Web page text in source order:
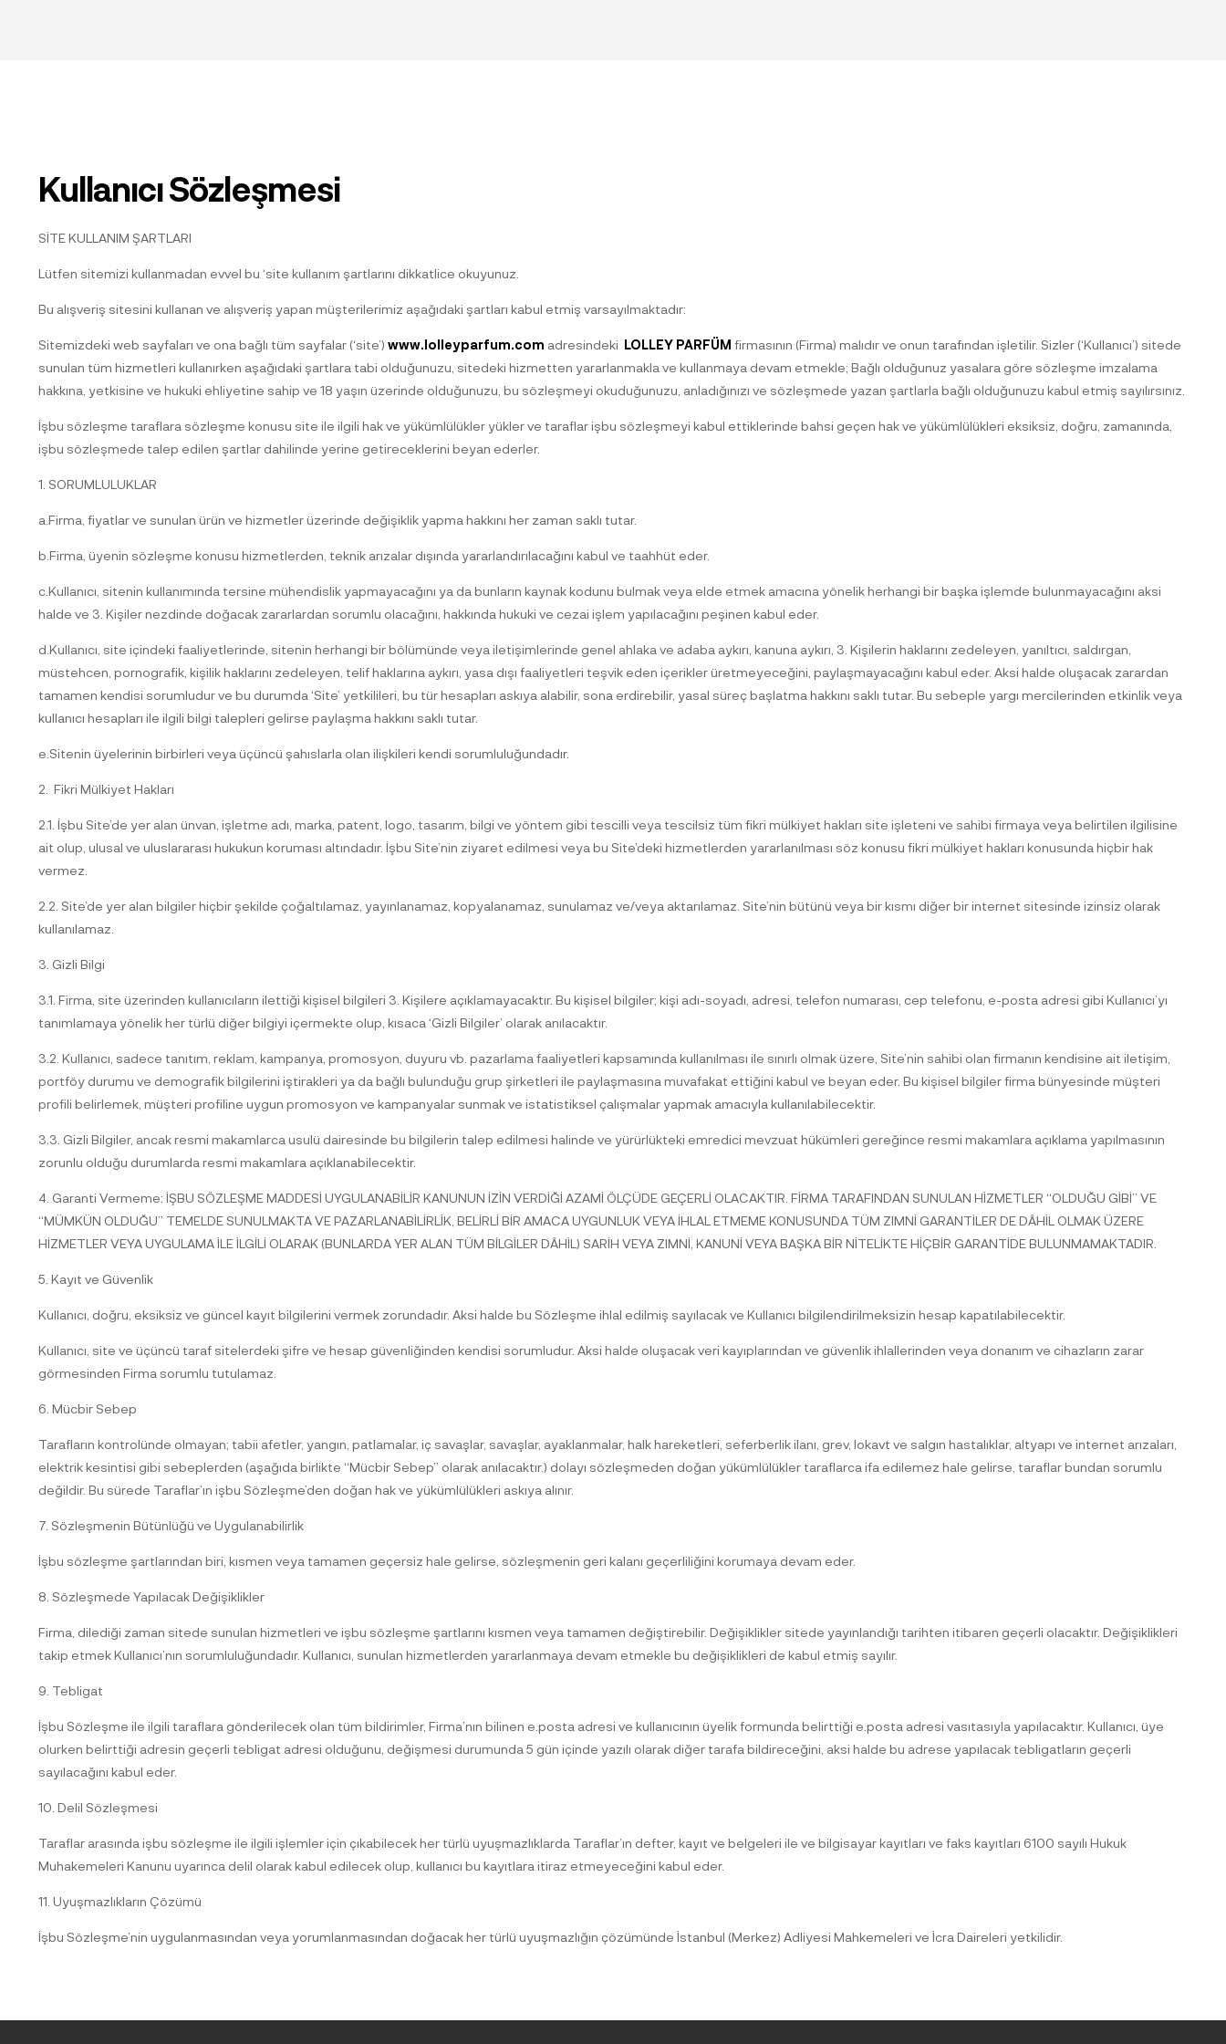
Kullanıcı Sözleşmesi
SİTE KULLANIM ŞARTLARI
Lütfen sitemizi kullanmadan evvel bu ‘site kullanım şartlarını dikkatlice okuyunuz.
Bu alışveriş sitesini kullanan ve alışveriş yapan müşterilerimiz aşağıdaki şartları kabul etmiş varsayılmaktadır:
Sitemizdeki web sayfaları ve ona bağlı tüm sayfalar (‘site’) www.lolleyparfum.com adresindeki LOLLEY PARFÜM firmasının (Firma) malıdır ve onun tarafından işletilir. Sizler (‘Kullanıcı’) sitede
sunulan tüm hizmetleri kullanırken aşağıdaki şartlara tabi olduğunuzu, sitedeki hizmetten yararlanmakla ve kullanmaya devam etmekle; Bağlı olduğunuz yasalara göre sözleşme imzalama
hakkına, yetkisine ve hukuki ehliyetine sahip ve 18 yaşın üzerinde olduğunuzu, bu sözleşmeyi okuduğunuzu, anladığınızı ve sözleşmede yazan şartlarla bağlı olduğunuzu kabul etmiş sayılırsınız.
İşbu sözleşme taraflara sözleşme konusu site ile ilgili hak ve yükümlülükler yükler ve taraflar işbu sözleşmeyi kabul ettiklerinde bahsi geçen hak ve yükümlülükleri eksiksiz, doğru, zamanında,
işbu sözleşmede talep edilen şartlar dahilinde yerine getireceklerini beyan ederler.
1. SORUMLULUKLAR
a.Firma, fiyatlar ve sunulan ürün ve hizmetler üzerinde değişiklik yapma hakkını her zaman saklı tutar.
b.Firma, üyenin sözleşme konusu hizmetlerden, teknik arızalar dışında yararlandırılacağını kabul ve taahhüt eder.
c.Kullanıcı, sitenin kullanımında tersine mühendislik yapmayacağını ya da bunların kaynak kodunu bulmak veya elde etmek amacına yönelik herhangi bir başka işlemde bulunmayacağını aksi
halde ve 3. Kişiler nezdinde doğacak zararlardan sorumlu olacağını, hakkında hukuki ve cezai işlem yapılacağını peşinen kabul eder.
d.Kullanıcı, site içindeki faaliyetlerinde, sitenin herhangi bir bölümünde veya iletişimlerinde genel ahlaka ve adaba aykırı, kanuna aykırı, 3. Kişilerin haklarını zedeleyen, yanıltıcı, saldırgan,
müstehcen, pornografik, kişilik haklarını zedeleyen, telif haklarına aykırı, yasa dışı faaliyetleri teşvik eden içerikler üretmeyeceğini, paylaşmayacağını kabul eder. Aksi halde oluşacak zarardan
tamamen kendisi sorumludur ve bu durumda ‘Site’ yetkilileri, bu tür hesapları askıya alabilir, sona erdirebilir, yasal süreç başlatma hakkını saklı tutar. Bu sebeple yargı mercilerinden etkinlik veya
kullanıcı hesapları ile ilgili bilgi talepleri gelirse paylaşma hakkını saklı tutar.
e.Sitenin üyelerinin birbirleri veya üçüncü şahıslarla olan ilişkileri kendi sorumluluğundadır.
2. Fikri Mülkiyet Hakları
2.1. İşbu Site’de yer alan ünvan, işletme adı, marka, patent, logo, tasarım, bilgi ve yöntem gibi tescilli veya tescilsiz tüm fikri mülkiyet hakları site işleteni ve sahibi firmaya veya belirtilen ilgilisine
ait olup, ulusal ve uluslararası hukukun koruması altındadır. İşbu Site’nin ziyaret edilmesi veya bu Site’deki hizmetlerden yararlanılması söz konusu fikri mülkiyet hakları konusunda hiçbir hak
vermez.
2.2. Site’de yer alan bilgiler hiçbir şekilde çoğaltılamaz, yayınlanamaz, kopyalanamaz, sunulamaz ve/veya aktarılamaz. Site’nin bütünü veya bir kısmı diğer bir internet sitesinde izinsiz olarak
kullanılamaz.
3. Gizli Bilgi
3.1. Firma, site üzerinden kullanıcıların ilettiği kişisel bilgileri 3. Kişilere açıklamayacaktır. Bu kişisel bilgiler; kişi adı-soyadı, adresi, telefon numarası, cep telefonu, e-posta adresi gibi Kullanıcı’yı
tanımlamaya yönelik her türlü diğer bilgiyi içermekte olup, kısaca ‘Gizli Bilgiler’ olarak anılacaktır.
3.2. Kullanıcı, sadece tanıtım, reklam, kampanya, promosyon, duyuru vb. pazarlama faaliyetleri kapsamında kullanılması ile sınırlı olmak üzere, Site’nin sahibi olan firmanın kendisine ait iletişim,
portföy durumu ve demografik bilgilerini iştirakleri ya da bağlı bulunduğu grup şirketleri ile paylaşmasına muvafakat ettiğini kabul ve beyan eder. Bu kişisel bilgiler firma bünyesinde müşteri
profili belirlemek, müşteri profiline uygun promosyon ve kampanyalar sunmak ve istatistiksel çalışmalar yapmak amacıyla kullanılabilecektir.
3.3. Gizli Bilgiler, ancak resmi makamlarca usulü dairesinde bu bilgilerin talep edilmesi halinde ve yürürlükteki emredici mevzuat hükümleri gereğince resmi makamlara açıklama yapılmasının
zorunlu olduğu durumlarda resmi makamlara açıklanabilecektir.
4. Garanti Vermeme: İŞBU SÖZLEŞME MADDESİ UYGULANABİLİR KANUNUN İZİN VERDİĞİ AZAMİ ÖLÇÜDE GEÇERLİ OLACAKTIR. FİRMA TARAFINDAN SUNULAN HİZMETLER “OLDUĞU GİBİ” VE
“MÜMKÜN OLDUĞU” TEMELDE SUNULMAKTA VE PAZARLANABİLİRLİK, BELİRLİ BİR AMACA UYGUNLUK VEYA İHLAL ETMEME KONUSUNDA TÜM ZIMNİ GARANTİLER DE DÂHİL OLMAK ÜZERE
HİZMETLER VEYA UYGULAMA İLE İLGİLİ OLARAK (BUNLARDA YER ALAN TÜM BİLGİLER DÂHİL) SARİH VEYA ZIMNİ, KANUNİ VEYA BAŞKA BİR NİTELİKTE HİÇBİR GARANTİDE BULUNMAMAKTADIR.
5. Kayıt ve Güvenlik
Kullanıcı, doğru, eksiksiz ve güncel kayıt bilgilerini vermek zorundadır. Aksi halde bu Sözleşme ihlal edilmiş sayılacak ve Kullanıcı bilgilendirilmeksizin hesap kapatılabilecektir.
Kullanıcı, site ve üçüncü taraf sitelerdeki şifre ve hesap güvenliğinden kendisi sorumludur. Aksi halde oluşacak veri kayıplarından ve güvenlik ihlallerinden veya donanım ve cihazların zarar
görmesinden Firma sorumlu tutulamaz.
6. Mücbir Sebep
Tarafların kontrolünde olmayan; tabii afetler, yangın, patlamalar, iç savaşlar, savaşlar, ayaklanmalar, halk hareketleri, seferberlik ilanı, grev, lokavt ve salgın hastalıklar, altyapı ve internet arızaları,
elektrik kesintisi gibi sebeplerden (aşağıda birlikte “Mücbir Sebep” olarak anılacaktır.) dolayı sözleşmeden doğan yükümlülükler taraflarca ifa edilemez hale gelirse, taraflar bundan sorumlu
değildir. Bu sürede Taraflar’ın işbu Sözleşme’den doğan hak ve yükümlülükleri askıya alınır.
7. Sözleşmenin Bütünlüğü ve Uygulanabilirlik
İşbu sözleşme şartlarından biri, kısmen veya tamamen geçersiz hale gelirse, sözleşmenin geri kalanı geçerliliğini korumaya devam eder.
8. Sözleşmede Yapılacak Değişiklikler
Firma, dilediği zaman sitede sunulan hizmetleri ve işbu sözleşme şartlarını kısmen veya tamamen değiştirebilir. Değişiklikler sitede yayınlandığı tarihten itibaren geçerli olacaktır. Değişiklikleri
takip etmek Kullanıcı’nın sorumluluğundadır. Kullanıcı, sunulan hizmetlerden yararlanmaya devam etmekle bu değişiklikleri de kabul etmiş sayılır.
9. Tebligat
İşbu Sözleşme ile ilgili taraflara gönderilecek olan tüm bildirimler, Firma’nın bilinen e.posta adresi ve kullanıcının üyelik formunda belirttiği e.posta adresi vasıtasıyla yapılacaktır. Kullanıcı, üye
olurken belirttiği adresin geçerli tebligat adresi olduğunu, değişmesi durumunda 5 gün içinde yazılı olarak diğer tarafa bildireceğini, aksi halde bu adrese yapılacak tebligatların geçerli
sayılacağını kabul eder.
10. Delil Sözleşmesi
Taraflar arasında işbu sözleşme ile ilgili işlemler için çıkabilecek her türlü uyuşmazlıklarda Taraflar’ın defter, kayıt ve belgeleri ile ve bilgisayar kayıtları ve faks kayıtları 6100 sayılı Hukuk
Muhakemeleri Kanunu uyarınca delil olarak kabul edilecek olup, kullanıcı bu kayıtlara itiraz etmeyeceğini kabul eder.
11. Uyuşmazlıkların Çözümü
İşbu Sözleşme’nin uygulanmasından veya yorumlanmasından doğacak her türlü uyuşmazlığın çözümünde İstanbul (Merkez) Adliyesi Mahkemeleri ve İcra Daireleri yetkilidir.